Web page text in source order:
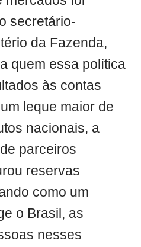
secretário-
da Fazenda,
quem essa política
às contas
leque maior de
nacionais, a
parceiros
reservas
como um
o Brasil, as
nesses